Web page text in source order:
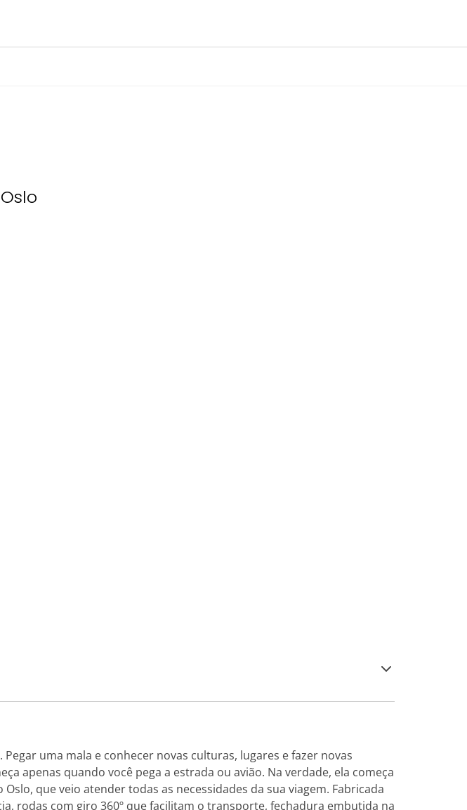
uma mala e conhecer novas culturas, lugares e fazer novas
apenas quando você pega a estrada ou avião. Na verdade, ela começa
que veio atender todas as necessidades da sua viagem. Fabricada
rodas com giro 360º que facilitam o transporte, fechadura embutida na